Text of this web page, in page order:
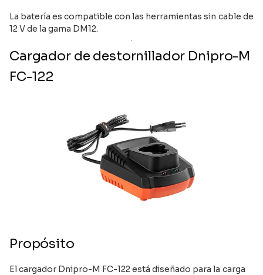
La batería es compatible con las herramientas sin cable de
12 V de la gama DM12.
Cargador de destornillador Dnipro-M
FC-122
Propósito
El cargador Dnipro-M FC-122 está diseñado para la carga